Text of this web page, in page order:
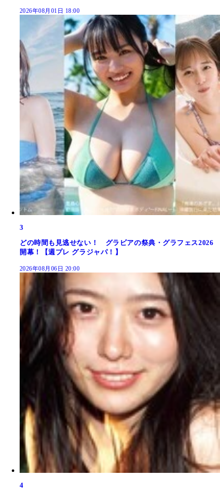
2026年08月01日 18:00
3
どの時間も見逃せない！ グラビアの祭典・グラフェス2026
開幕！【週プレ グラジャパ！】
2026年08月06日 20:00
4